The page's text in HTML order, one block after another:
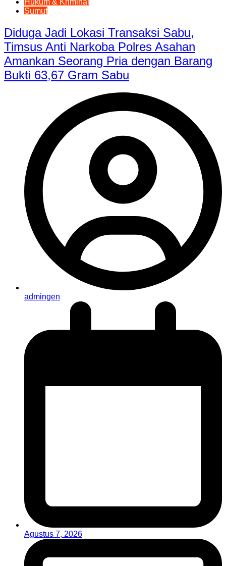
Hukum & Kriminal
Sumut
Diduga Jadi Lokasi Transaksi Sabu,
Timsus Anti Narkoba Polres Asahan
Amankan Seorang Pria dengan Barang
Bukti 63,67 Gram Sabu
admingen
Agustus 7, 2026